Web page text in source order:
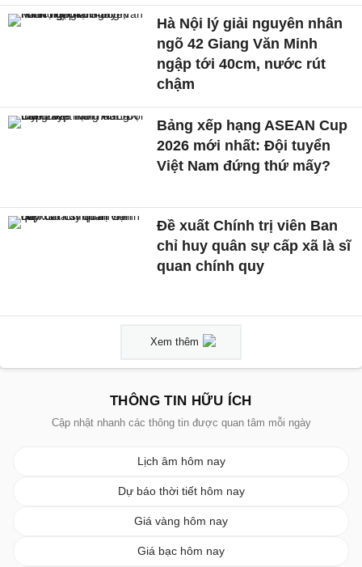
Hà Nội lý giải nguyên nhân
ngõ 42 Giang Văn Minh
ngập tới 40cm, nước rút
chậm
Bảng xếp hạng ASEAN Cup
2026 mới nhất: Đội tuyển
Việt Nam đứng thứ mấy?
Đề xuất Chính trị viên Ban
chỉ huy quân sự cấp xã là sĩ
quan chính quy
Xem thêm
THÔNG TIN HỮU ÍCH
Cập nhật nhanh các thông tin được quan tâm mỗi ngày
Lịch âm hôm nay
Dự báo thời tiết hôm nay
Giá vàng hôm nay
Giá bạc hôm nay